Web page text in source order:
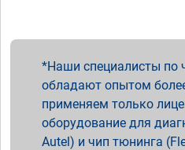
Наши специалисты по
обладают опытом
применяем только
оборудование для
Autel) и чип тюнинга